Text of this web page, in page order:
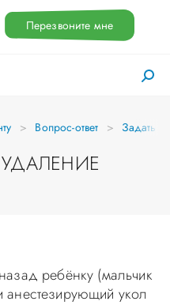
Перезвоните мне
Вопрос-ответ Задать
ребёнку (мальчик
укол